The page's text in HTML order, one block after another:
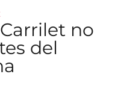
no
del